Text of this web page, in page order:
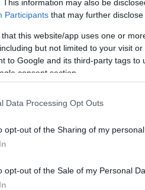
This information may also be
Participants that may further
that this website/app uses one or
but not limited to your visit
to Google and its third-party tags
consent section.
Data Processing Opt Outs
opt-out of the Sharing of my personal
opt-out of the Sale of my Personal
έως σήμερα”